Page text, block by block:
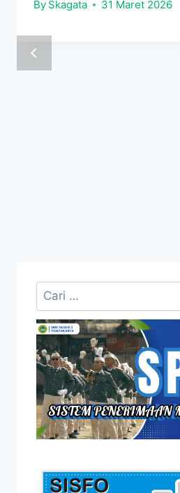
By Skagata 31 Maret 2026
Cari
untuk: